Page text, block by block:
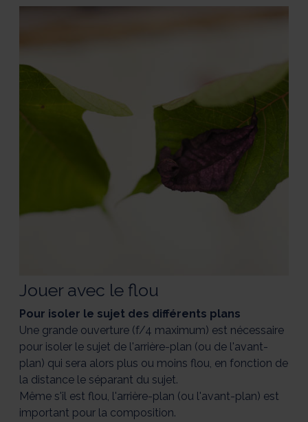
Jouer avec le flou
Pour isoler le sujet des différents plans
Une grande ouverture (f/4 maximum) est nécessaire
pour isoler le sujet de l'arrière-plan (ou de l'avant-
plan) qui sera alors plus ou moins flou, en fonction de
la distance le séparant du sujet.
Même s'il est flou, l'arrière-plan (ou l'avant-plan) est
important pour la composition.